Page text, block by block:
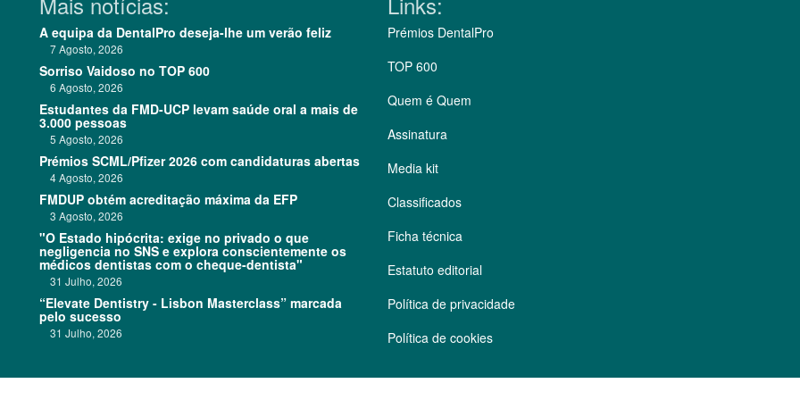
A equipa da DentalPro deseja-lhe um verão feliz
7 Agosto, 2026
Sorriso Vaidoso no TOP 600
6 Agosto, 2026
Estudantes da FMD-UCP levam saúde oral a mais de
3.000 pessoas
5 Agosto, 2026
Prémios SCML/Pfizer 2026 com candidaturas abertas
4 Agosto, 2026
FMDUP obtém acreditação máxima da EFP
3 Agosto, 2026
"O Estado hipócrita: exige no privado o que
negligencia no SNS e explora conscientemente os
médicos dentistas com o cheque-dentista"
31 Julho, 2026
“Elevate Dentistry - Lisbon Masterclass” marcada
pelo sucesso
31 Julho, 2026
Prémios DentalPro
TOP 600
Quem é Quem
Assinatura
Media kit
Classificados
Ficha técnica
Estatuto editorial
Política de privacidade
Política de cookies